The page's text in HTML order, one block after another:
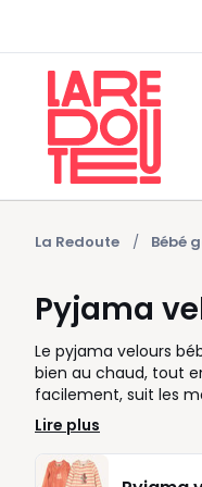
La Redoute Bébé
Pyjama
Le pyjama velours
bien au chaud, tout
facilement, suit les
proposons des
pieds intégrés selon
de votre enfant et
avoir plusieurs
Lire plus